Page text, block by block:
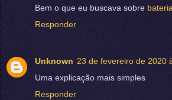
Bem o que eu buscava sobre
Responder
Unknown 23 de fevereiro de 2020
Uma explicação mais simples
Responder